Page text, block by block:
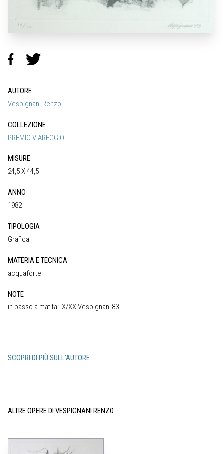
AUTORE
Vespignani Renzo
COLLEZIONE
PREMIO VIAREGGIO
MISURE
24,5 X 44,5
ANNO
1982
TIPOLOGIA
Grafica
MATERIA E TECNICA
acquaforte
NOTE
in basso a matita: IX/XX Vespignani 83
SCOPRI DI PIÙ SULL'AUTORE
ALTRE OPERE DI VESPIGNANI RENZO